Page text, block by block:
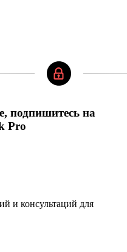
подпишитесь на
Pro
и консультаций для